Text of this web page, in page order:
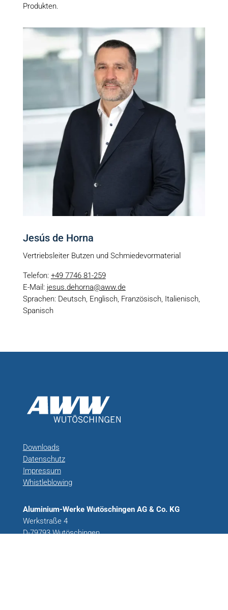
Produkten.
Jesús de Horna
Vertriebsleiter Butzen und Schmiedevormaterial
Telefon: +49 7746 81-259
E-Mail: jesus.dehorna@aww.de
Sprachen: Deutsch, Englisch, Französisch, Italienisch,
Spanisch
Downloads
Datenschutz
Impressum
Whistleblowing
Aluminium-Werke Wutöschingen AG & Co. KG
Werkstraße 4
D-79793 Wutöschingen